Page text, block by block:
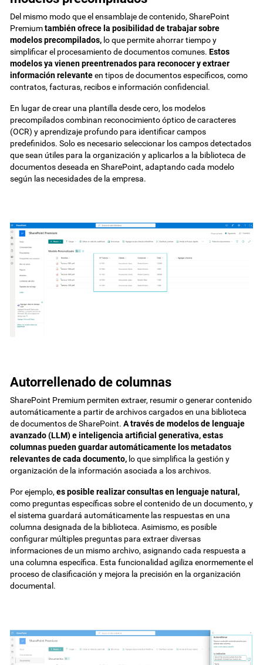
Del mismo modo que el ensamblaje de contenido, SharePoint
Premiumtambién ofrece la posibilidad de trabajar sobre
modelos precompilados, lo que permite ahorrar tiempo y
simplificar el procesamiento de documentos comunes. Estos
modelos ya vienen preentrenados para reconocer y extraer
información relevanteen tipos de documentos específicos, como
contratos, facturas, recibos e información confidencial.
En lugar de crear una plantilla desde cero, los modelos
precompilados combinan reconocimiento óptico de caracteres
(OCR) y aprendizaje profundo para identificar campos
predefinidos. Solo es necesario seleccionar los campos detectados
que sean útiles para la organización y aplicarlos a la biblioteca de
documentos deseada en SharePoint, adaptando cada modelo
según las necesidades de la empresa.
Autorrellenado de columnas
SharePoint Premium permiten extraer, resumir o generar contenido
automáticamente a partir de archivos cargados en una biblioteca
de documentos de SharePoint. A través de modelos de lenguaje
avanzado (LLM) e inteligencia artificial generativa, estas
columnas pueden guardar automáticamente los metadatos
relevantes de cada documento, lo que simplifica la gestión y
organización de la información asociada a los archivos.
Por ejemplo,es posible realizar consultas en lenguaje natural,
como preguntas específicas sobre el contenido de un documento, y
el sistema guardará automáticamente las respuestas en una
columna designada de la biblioteca. Asimismo, es posible
configurar múltiples preguntas para extraer diversas
informaciones de un mismo archivo, asignando cada respuesta a
una columna específica. Esta funcionalidad agiliza enormemente el
proceso de clasificación y mejora la precisión en la organización
documental.